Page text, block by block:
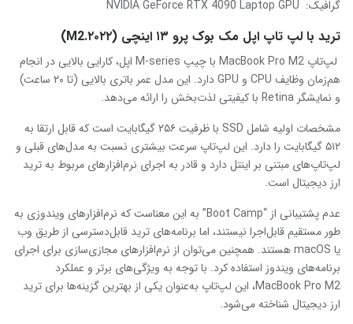
گرافیک: NVIDIA GeForce RTX 4090 Laptop GPU
ترید با لپ تاپ اپل مک بوک پرو ۱۳ اینچی (M2.۲۰۲۲)
لپ‌تاپ MacBook Pro M2 با چیپ M-series اپل، کارایی بالایی در انجام
هم‌زمان وظایف CPU و GPU دارد. این مدل عمر باتری بالایی (تا ۲۰ ساعت)
و نمایشگر Retina با کیفیتی لذت‌بخش را ارائه می‌دهد.
مشخصات اولیه شامل SSD با ظرفیت ۲۵۶ گیگابایت است که قابل ارتقا به
۵۱۲ گیگابایت را دارد. این لپ‌تاپ سرعت بیشتری نسبت به مدل‌های قبلی و
لپ‌تاپ‌های مبتنی بر اینتل دارد و قادر به اجرای نرم‌افزارهای مربوط به ترید
ارز دیجیتال است.
عدم پشتیبانی از “Boot Camp” به این معناست که نرم‌افزارهای ویندوزی به
طور مستقیم قابل‌اجرا نیستند، اما برنامه‌های ترید قابل‌دسترسی از طریق وب
یا macOS هستند. همچنین می‌توان از نرم‌افزارهای مجازی‌سازی برای اجرای
برنامه‌های ویندوز استفاده کرد. با توجه به ویژگی‌های برتر و عملکرد
MacBook Pro M2، این لپ‌تاپ به‌عنوان یکی از بهترین گزینه‌ها برای ترید
ارز دیجیتال شناخته می‌شود.